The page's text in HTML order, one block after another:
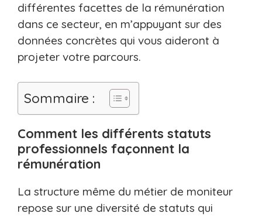
différentes facettes de la rémunération
dans ce secteur, en m’appuyant sur des
données concrètes qui vous aideront à
projeter votre parcours.
Sommaire :
Comment les différents statuts
professionnels façonnent la
rémunération
La structure même du métier de moniteur
repose sur une diversité de statuts qui